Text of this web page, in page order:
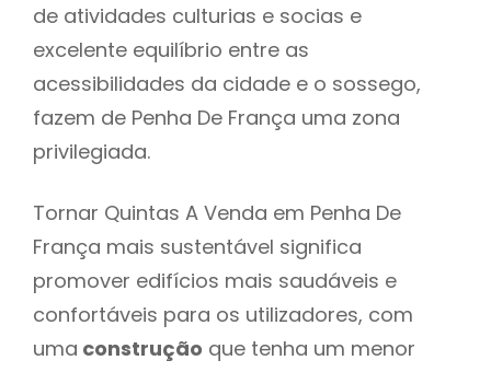
de atividades culturias e socias e
excelente equilíbrio entre as
acessibilidades da cidade e o sossego,
fazem de Penha De França uma zona
privilegiada.
Tornar Quintas A Venda em Penha De
França mais sustentável significa
promover edifícios mais saudáveis e
confortáveis para os utilizadores, com
uma construção que tenha um menor